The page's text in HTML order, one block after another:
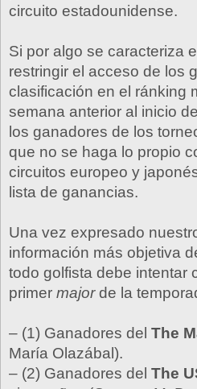
circuito estadounidense.
Si por algo se caracteriza el
restringir el acceso de los
clasificación en el ránking
semana anterior al inicio
los ganadores de los
que no se haga lo propio
circuitos europeo y
lista de ganancias.
Una vez expresado
información más objetiva
todo golfista debe intentar
primer majorde la
– (1) Ganadores del The
María Olazábal).
– (2) Ganadores del The